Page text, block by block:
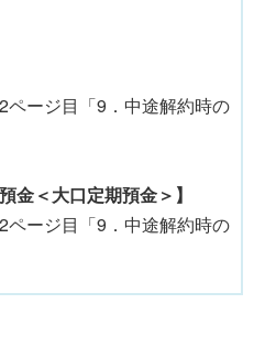
ページ目「9．中途解約時の
金＜大口定期預金＞】
ページ目「9．中途解約時の